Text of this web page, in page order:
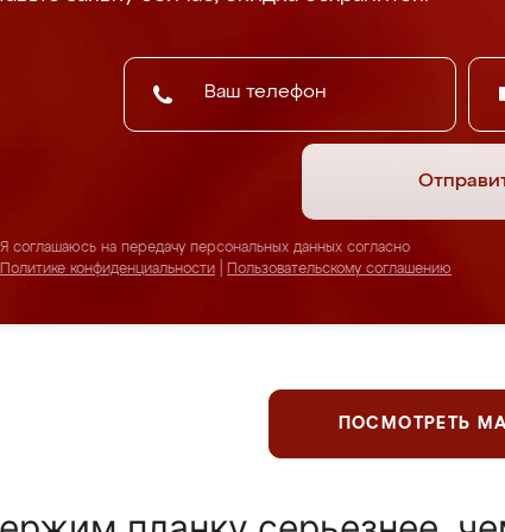
Я соглашаюсь на передачу персональных данных согласно
Политике конфиденциальности
Пользовательскому соглашению
ПОСМОТРЕТЬ